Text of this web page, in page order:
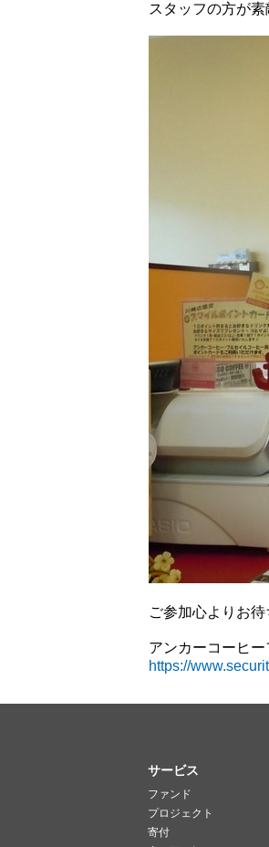
スタッフの方が
ご参加心よりお待
アンカーコーヒ
https://
サービス
ファンド
プロジェクト
寄付